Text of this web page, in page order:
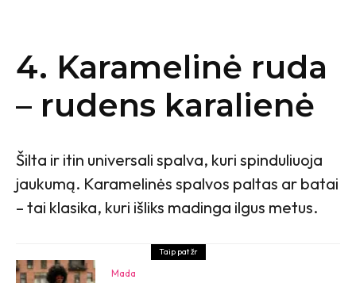
4. Karamelinė ruda
– rudens karalienė
Šilta ir itin universali spalva, kuri spinduliuoja
jaukumą. Karamelinės spalvos paltas ar batai
– tai klasika, kuri išliks madinga ilgus metus.
Taip pat žr
Mada